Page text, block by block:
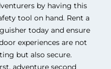
by having this
tool on hand. Rent a
today and ensure
experiences are not
but also secure.
adventure second!